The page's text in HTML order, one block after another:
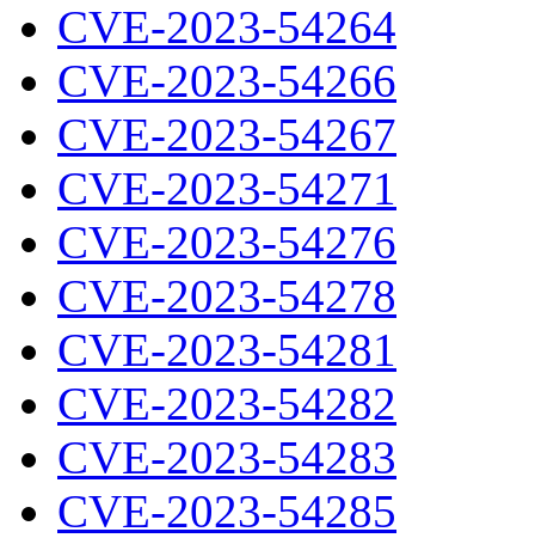
CVE-2023-54264
CVE-2023-54266
CVE-2023-54267
CVE-2023-54271
CVE-2023-54276
CVE-2023-54278
CVE-2023-54281
CVE-2023-54282
CVE-2023-54283
CVE-2023-54285